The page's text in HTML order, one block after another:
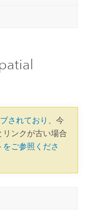
されており 、今
ンクが古い場合
ご参照くださ